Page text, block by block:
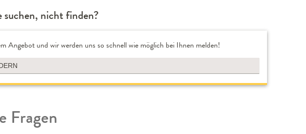
suchen, nicht finden?
Angebot und wir werden uns so schnell wie möglich bei Ihnen melden!
Fragen